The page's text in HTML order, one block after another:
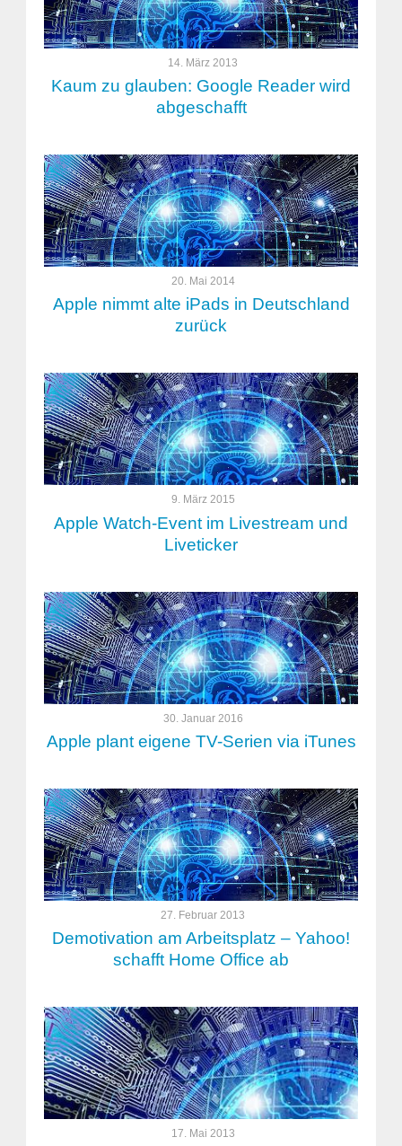
14. März 2013
Kaum zu glauben: Google Reader wird
abgeschafft
20. Mai 2014
Apple nimmt alte iPads in Deutschland
zurück
9. März 2015
Apple Watch-Event im Livestream und
Liveticker
30. Januar 2016
Apple plant eigene TV-Serien via iTunes
27. Februar 2013
Demotivation am Arbeitsplatz – Yahoo!
schafft Home Office ab
17. Mai 2013